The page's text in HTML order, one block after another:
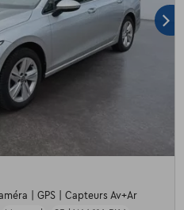
| GPS | Capteurs Av+Ar